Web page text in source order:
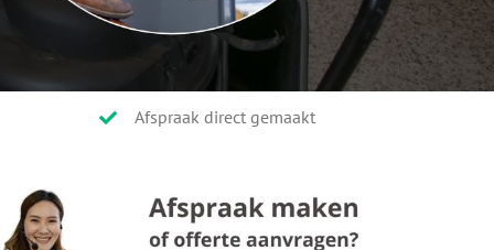
Afspraak direct gemaakt